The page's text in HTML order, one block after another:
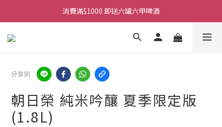
購物滿$380免運費。工作日 14:00截單, 翌日順豐凍運派送。
消費滿$1000 即送六罐六甲啤酒
購物滿$380免運費。工作日 14:00截單, 翌日順豐凍運派送。
分享到
朝日榮 純米吟釀 夏季限定版
(1.8L)